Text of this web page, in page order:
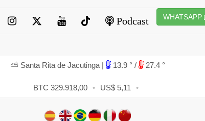
Podcast WHATSAPP
⛅ Santa Rita de Jacutinga | 13.9 ° / 27.4 °
BTC 329.918,00 • US$ 5,11 •